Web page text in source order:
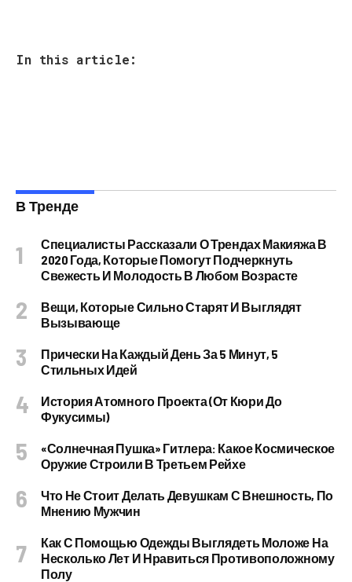
In this article:
В Тренде
Специалисты Рассказали О Трендах Макияжа В
2020 Года, Которые Помогут Подчеркнуть
Свежесть И Молодость В Любом Возрасте
Вещи, Которые Сильно Старят И Выглядят
Вызывающе
Прически На Каждый День За 5 Минут, 5
Стильных Идей
История Атомного Проекта (от Кюри До
Фукусимы)
«Солнечная Пушка» Гитлера: Какое Космическое
Оружие Строили В Третьем Рейхе
Что Не Стоит Делать Девушкам С Внешность, По
Мнению Мужчин
Как С Помощью Одежды Выглядеть Моложе На
Несколько Лет И Нравиться Противоположному
Полу